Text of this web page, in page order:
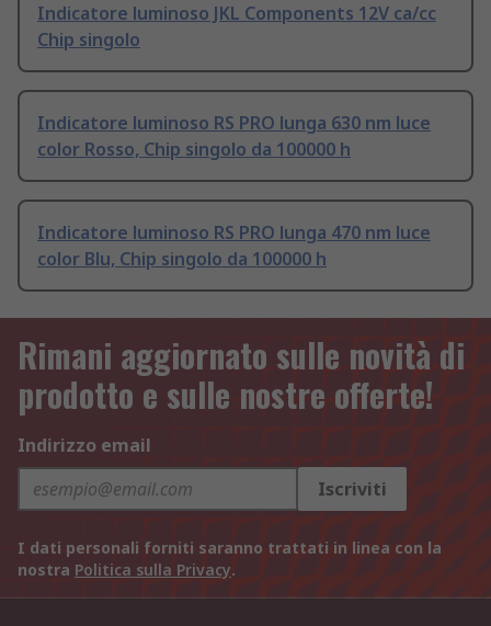
Indicatore luminoso JKL Components 12V ca/cc
Chip singolo
Indicatore luminoso RS PRO lunga 630 nm luce
color Rosso, Chip singolo da 100000 h
Indicatore luminoso RS PRO lunga 470 nm luce
color Blu, Chip singolo da 100000 h
Rimani aggiornato sulle novità di
prodotto e sulle nostre offerte!
Indirizzo email
Iscriviti
I dati personali forniti saranno trattati in linea con la
nostra Politica sulla Privacy.